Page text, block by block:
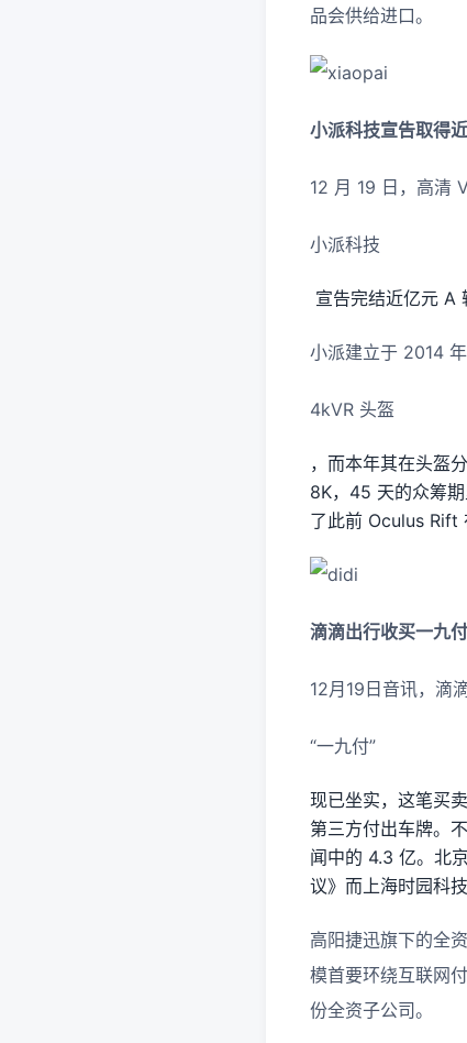
品会供给进口。
小派科技宣告取得
12 月 19 日，高清
小派科技
宣告完结近亿元 A
小派建立于 2014
4kVR 头盔
，而本年其在头盔
8K，45 天的众筹
了此前 Oculus Rift
滴滴出行收买一九
12月19日音讯，滴
“一九付”
现已坐实，这笔买
第三方付出车牌。
闻中的 4.3 亿。北
议》而上海时园科
高阳捷迅旗下的全
模首要环绕互联网
份全资子公司。